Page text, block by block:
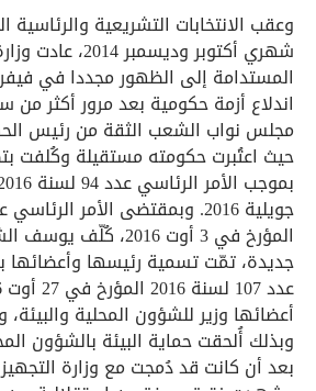
وعقب الانتخابات التشريعية
شهري أكتوبر وديسمبر
اندلاع أزمة حكومية بعد مرور أكثر
مجلس نواب الشعب الثقة من رئيس
حيث اعتُبرت حكومته مستقيلة وكُلفت
المؤرخ في 3 أوت 2016،
جديدة، تمّت تسمية رئيسها وأعضائها
أعضائها وزير للشؤون المحلية